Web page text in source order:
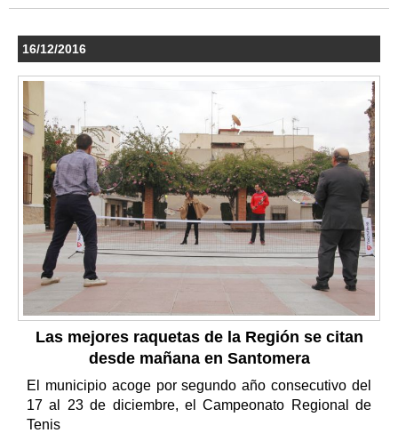
16/12/2016
Las mejores raquetas de la Región se citan
desde mañana en Santomera
El municipio acoge por segundo año consecutivo del
17 al 23 de diciembre, el Campeonato Regional de
Tenis